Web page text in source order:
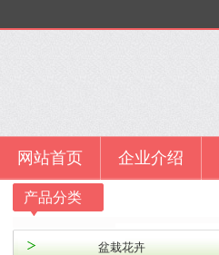
网站首页 企业介绍
产品分类
盆栽花卉